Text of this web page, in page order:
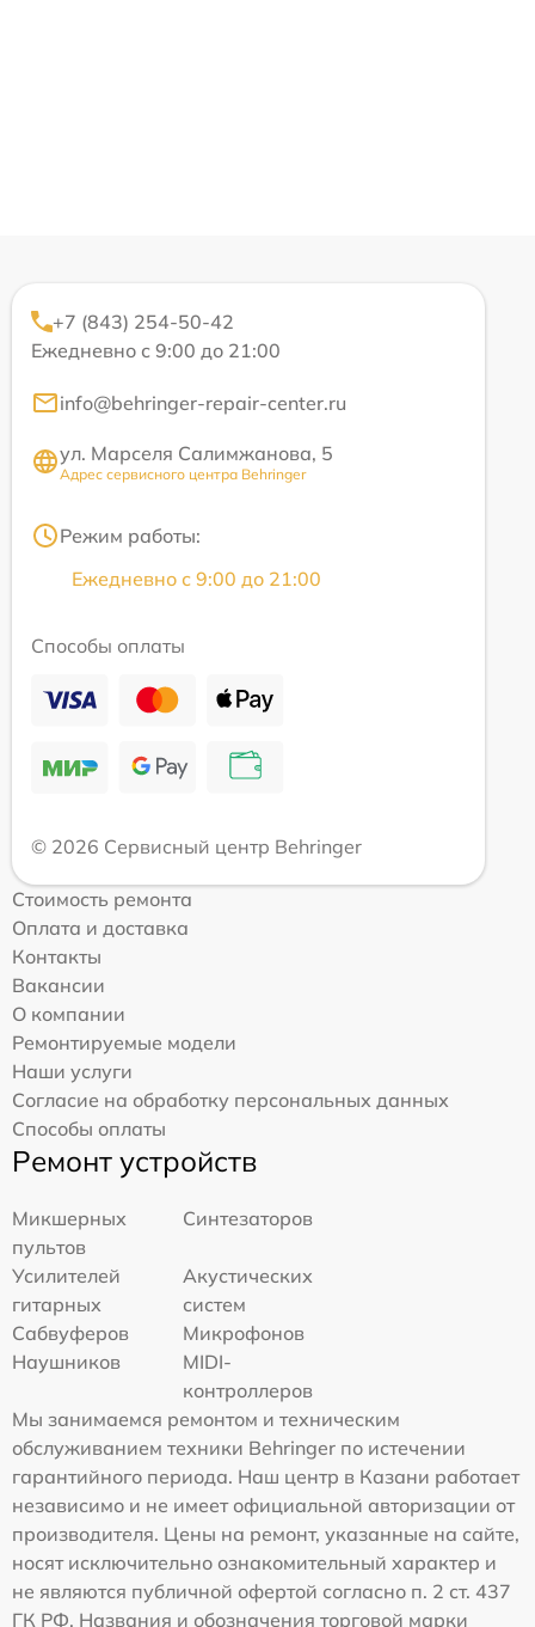
+7 (843) 254-50-42
Ежедневно с 9:00 до 21:00
info@behringer-repair-center.ru
ул. Марселя Салимжанова, 5
Адрес сервисного центра Behringer
Режим работы:
Ежедневно с 9:00 до 21:00
Способы оплаты
© 2026 Сервисный центр Behringer
Стоимость ремонта
Оплата и доставка
Контакты
Вакансии
О компании
Ремонтируемые модели
Наши услуги
Согласие на обработку персональных данных
Способы оплаты
Ремонт устройств
Микшерных
пультов
Синтезаторов
Усилителей
гитарных
Акустических
систем
Сабвуферов
Микрофонов
Наушников
MIDI-
контроллеров
Мы занимаемся ремонтом и техническим
обслуживанием техники Behringer по истечении
гарантийного периода. Наш центр в Казани работает
независимо и не имеет официальной авторизации от
производителя. Цены на ремонт, указанные на сайте,
носят исключительно ознакомительный характер и
не являются публичной офертой согласно п. 2 ст. 437
ГК РФ. Названия и обозначения торговой марки